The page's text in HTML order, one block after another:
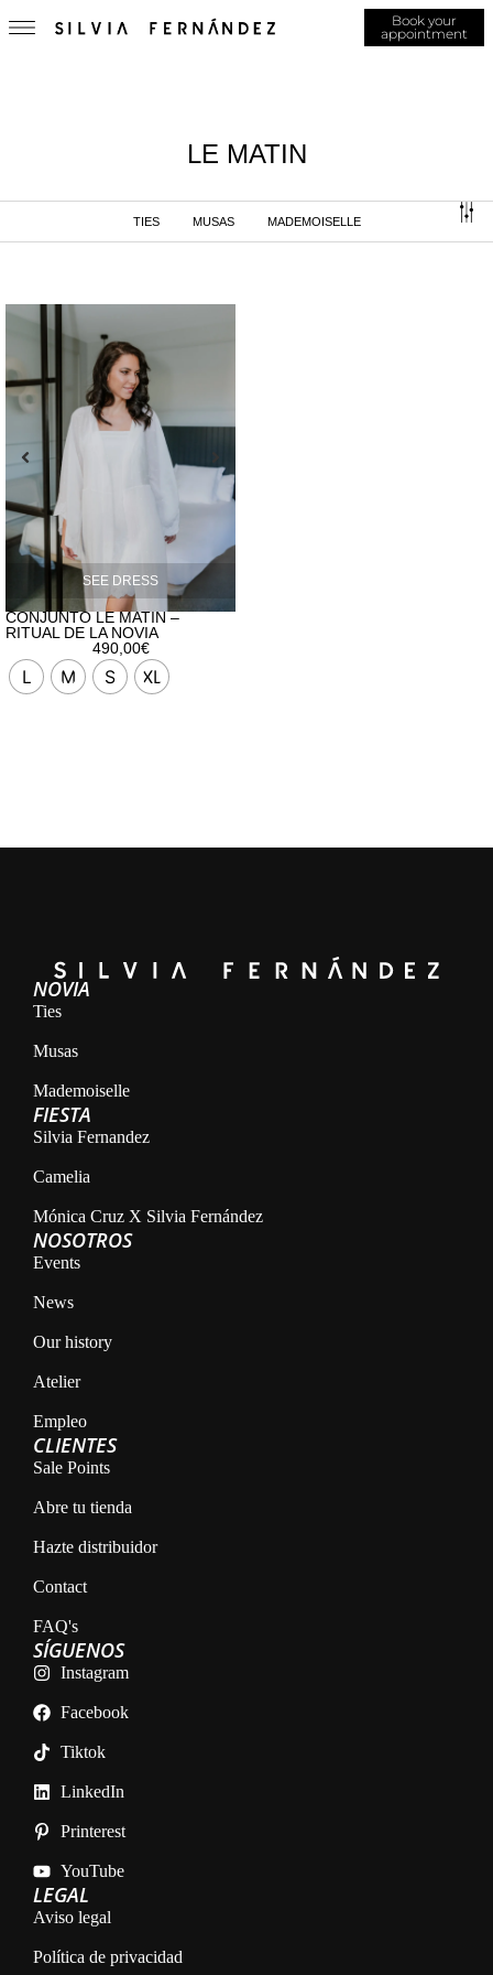
Book your
appointment
LE MATIN
TIES MUSAS MADEMOISELLE
SEE DRESS
CONJUNTO LE MATIN –
RITUAL DE LA NOVIA
490,00€
L M S XL
NOVIA
Ties
Musas
Mademoiselle
FIESTA
Silvia Fernandez
Camelia
Mónica Cruz X Silvia Fernández
NOSOTROS
Events
News
Our history
Atelier
Empleo
CLIENTES
Sale Points
Abre tu tienda
Hazte distribuidor
Contact
FAQ's
LEGAL
Aviso legal
Política de privacidad
SÍGUENOS
Instagram
Facebook
Tiktok
LinkedIn
Printerest
YouTube